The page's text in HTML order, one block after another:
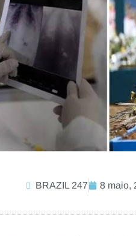
BRAZIL 247 8 maio,